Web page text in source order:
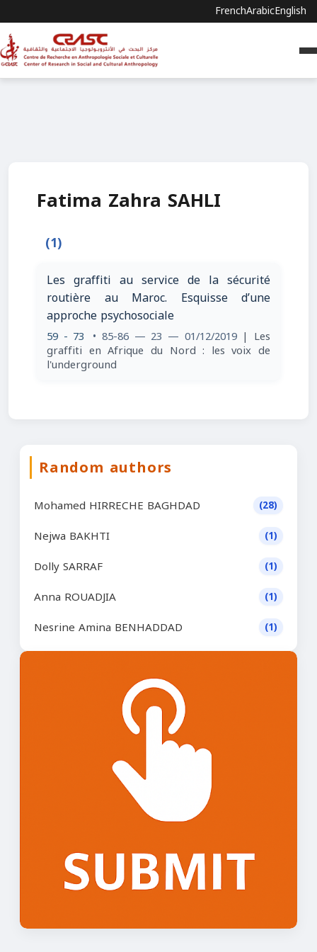
FrenchArabicEnglish
Fatima Zahra SAHLI
(1)
Les graffiti au service de la sécurité
routière au Maroc. Esquisse d’une
approche psychosociale
59 - 73 • 85-86 — 23 — 01/12/2019 | Les
graffiti en Afrique du Nord : les voix de
l'underground
Random authors
Mohamed HIRRECHE BAGHDAD (28)
Nejwa BAKHTI (1)
Dolly SARRAF (1)
Anna ROUADJIA (1)
Nesrine Amina BENHADDAD (1)